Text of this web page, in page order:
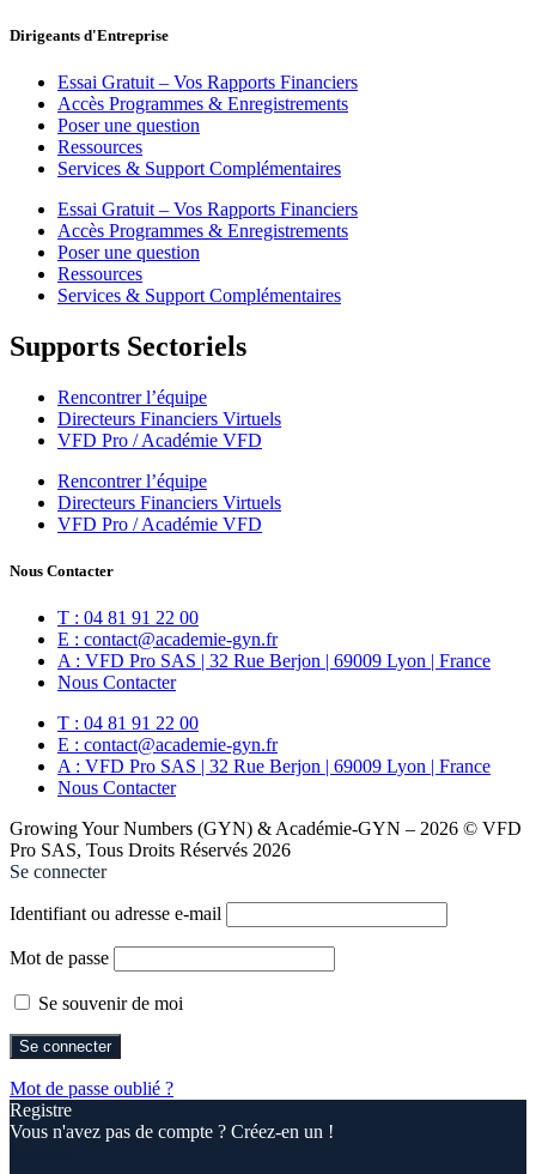
Dirigeants d'Entreprise
Essai Gratuit – Vos Rapports Financiers
Accès Programmes & Enregistrements
Poser une question
Ressources
Services & Support Complémentaires
Essai Gratuit – Vos Rapports Financiers
Accès Programmes & Enregistrements
Poser une question
Ressources
Services & Support Complémentaires
Supports Sectoriels
Rencontrer l’équipe
Directeurs Financiers Virtuels
VFD Pro / Académie VFD
Rencontrer l’équipe
Directeurs Financiers Virtuels
VFD Pro / Académie VFD
Nous Contacter
T : 04 81 91 22 00
E : contact@academie-gyn.fr
A : VFD Pro SAS | 32 Rue Berjon | 69009 Lyon | France
Nous Contacter
T : 04 81 91 22 00
E : contact@academie-gyn.fr
A : VFD Pro SAS | 32 Rue Berjon | 69009 Lyon | France
Nous Contacter
Growing Your Numbers (GYN) & Académie-GYN – 2026 © VFD
Pro SAS, Tous Droits Réservés 2026
Se connecter
Identifiant ou adresse e-mail
Mot de passe
Se souvenir de moi
Mot de passe oublié ?
Registre
Vous n'avez pas de compte ? Créez-en un !